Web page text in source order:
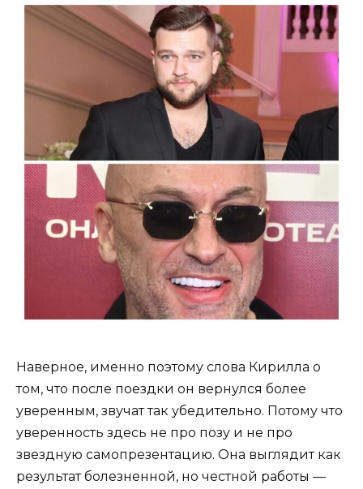
Наверное, именно поэтому слова Кирилла о
том, что после поездки он вернулся более
уверенным, звучат так убедительно. Потому что
уверенность здесь не про позу и не про
звездную самопрезентацию. Она выглядит как
результат болезненной, но честной работы —